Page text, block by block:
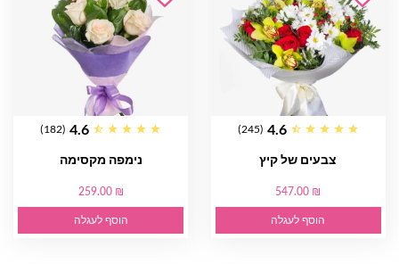
4.6
(245)
צבעים של קיץ
547.00 ₪
הוסף לעגלה
4.6
(182)
נימפה מקסימה
259.00 ₪
הוסף לעגלה